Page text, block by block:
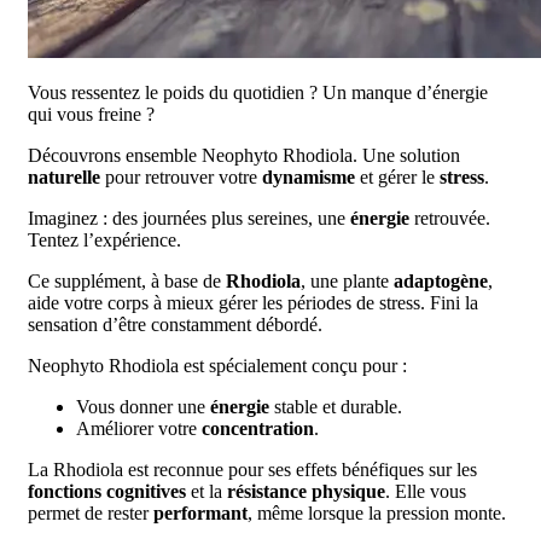
Vous ressentez le poids du quotidien ? Un manque d’énergie
qui vous freine ?
Découvrons ensemble Neophyto Rhodiola. Une solution
naturelle pour retrouver votre dynamisme et gérer le stress.
Imaginez : des journées plus sereines, une énergie retrouvée.
Tentez l’expérience.
Ce supplément, à base de Rhodiola, une plante adaptogène,
aide votre corps à mieux gérer les périodes de stress. Fini la
sensation d’être constamment débordé.
Neophyto Rhodiola est spécialement conçu pour :
Vous donner une énergie stable et durable.
Améliorer votre concentration.
La Rhodiola est reconnue pour ses effets bénéfiques sur les
fonctions cognitives et la résistance physique. Elle vous
permet de resterperformant, même lorsque la pression monte.